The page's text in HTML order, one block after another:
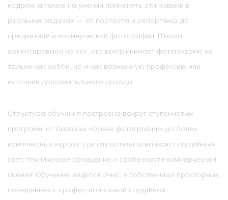
кадром, а также на умении применять эти навыки в
реальных задачах — от портрета и репортажа до
предметной и коммерческой фотографии. Школа
ориентирована на тех, кто воспринимает фотографию не
только как хобби, но и как возможную профессию или
источник дополнительного дохода.
Структура обучения построена вокруг ступенчатых
программ: от базовых «Основ фотографии» до более
комплексных курсов, где слушатели осваивают студийный
свет, техническое оснащение и особенности коммерческой
съёмки. Обучение ведётся очно, в собственных просторных
помещениях с профессиональной студийной